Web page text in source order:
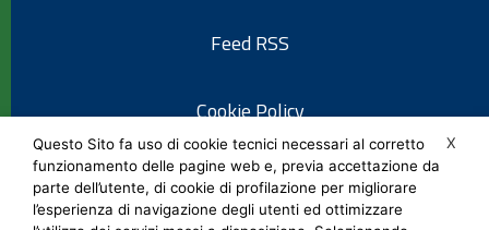
Feed RSS
Cookie Policy
Informativa privacy
X
Questo Sito fa uso di cookie tecnici necessari al corretto
funzionamento delle pagine web e, previa accettazione da
parte dell’utente, di cookie di profilazione per migliorare
l’esperienza di navigazione degli utenti ed ottimizzare